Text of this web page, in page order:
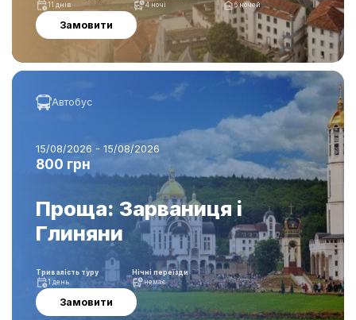
Замовити
11 днів
4 ночі
6 ночей
Автобус
15/08/2026 - 15/08/2026
800 грн
Проща: Зарваниця і
Глиняни
Замовити
Тривалість туру
1 день
Нічні переїзди
немає